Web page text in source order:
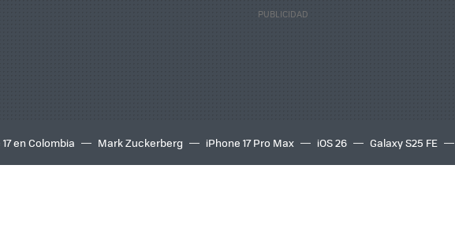
en Colombia Mark Zuckerberg iPhone 17 Pro Max iOS 26 Galaxy S25 FE
IA TCL C8K